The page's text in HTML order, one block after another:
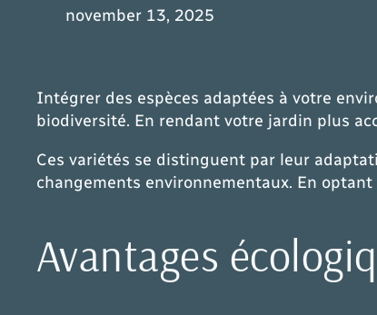
november 13, 2025
Intégrer des espèces adaptées à votre
biodiversité. En rendant votre jardin plus
Ces variétés se distinguent par leur
changements environnementaux. En
Avantages